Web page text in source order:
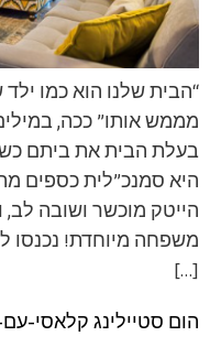
“הבית שלנו הוא כמו
מממש אותו” ככה,
בעלת הבית את ביתם
היא סמנכ”לית כספים
הייטק מוכשר ושובה
משפחה מיוחדת! נכנסו
[…]
הום סטיילינג קלאסי-